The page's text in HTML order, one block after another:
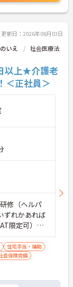
更新日：2026年08月03日
いえ
社会医療法
以上★介護老
＜正社員＞
修（ヘルパ
れかあれば
限定可）■
住宅手当・補助
会保険完備